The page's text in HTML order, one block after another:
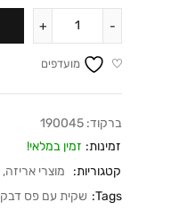
מועדפים
ברקוד: 190045
זמינות: זמין במלאי!
קטגוריות:
מוצרי אריזה,
Tags: שקית עם פס דבק